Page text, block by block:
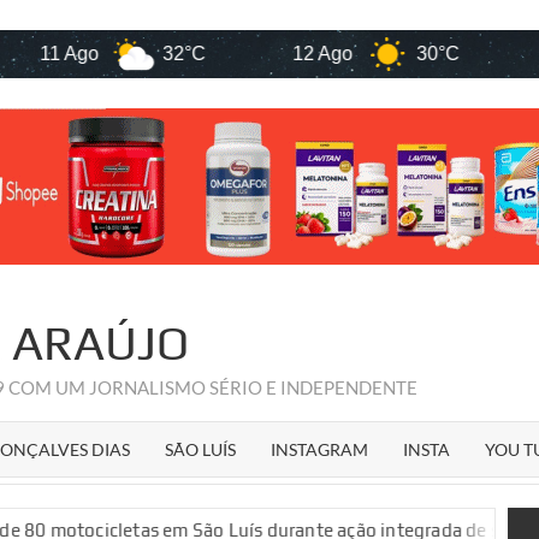
32°C 12 Ago 30°C 13 Ago
UM JORNALISMO SÉRIO E INDEPENDENTE
DIAS SÃO LUÍS INSTAGRAM INSTA YOU
em São Luís durante ação integrada de segurança pública